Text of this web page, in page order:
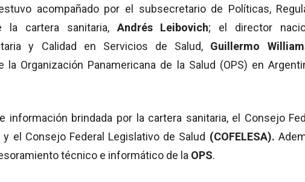
acompañado por el subsecretario de Políticas,
la cartera sanitaria, Andrés Leibovich; el director
y Calidad en Servicios de Salud, Guillermo
la Organización Panamericana de la Salud (OPS) en
información brindada por la cartera sanitaria, el Consejo
y el Consejo Federal Legislativo de Salud (COFELESA).
técnico e informático de la OPS.